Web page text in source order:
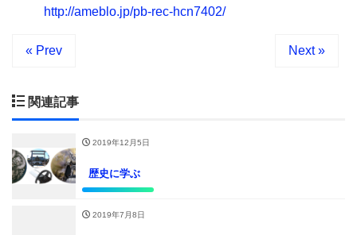
http://ameblo.jp/pb-rec-hcn7402/
« Prev Next »
関連記事
2019年12月5日
歴史に学ぶ
2019年7月8日